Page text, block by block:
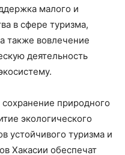
малого и
в сфере туризма,
также вовлечение
деятельность
природного
экологического
устойчивого туризма и
Хакасии обеспечат